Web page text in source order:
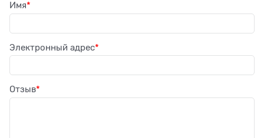
Имя
Электронный адрес
Отзыв